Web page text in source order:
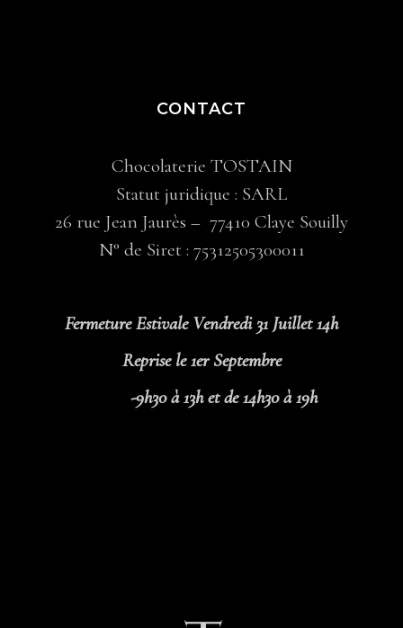
CONTACT
Chocolaterie TOSTAIN
Statut juridique : SARL
26 rue Jean Jaurès – 77410 Claye Souilly
N° de Siret : 75312505300011
Fermeture Estivale Vendredi 31 Juillet 14h
Reprise le 1er Septembre
-9h30 à 13h et de 14h30 à 19h